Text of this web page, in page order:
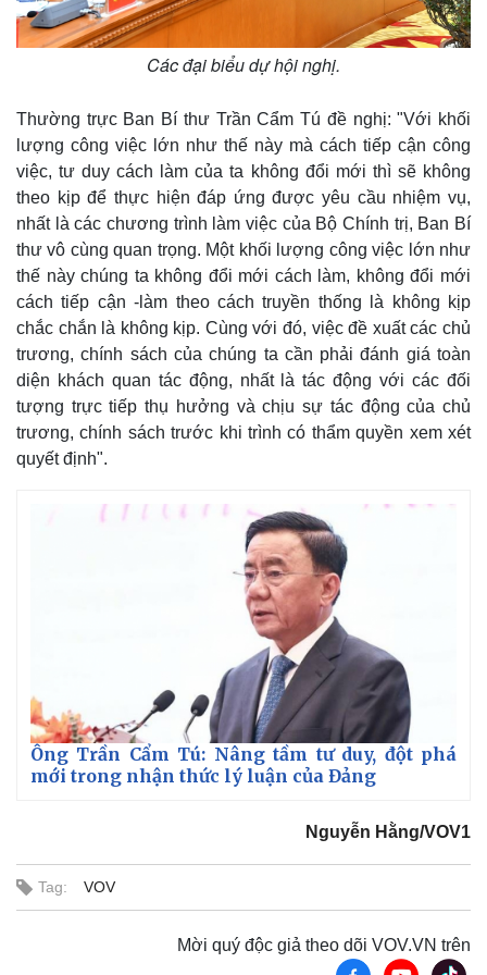
Các đại biểu dự hội nghị.
Thường trực Ban Bí thư Trần Cẩm Tú đề nghị: "Với khối
lượng công việc lớn như thế này mà cách tiếp cận công
việc, tư duy cách làm của ta không đổi mới thì sẽ không
theo kịp để thực hiện đáp ứng được yêu cầu nhiệm vụ,
nhất là các chương trình làm việc của Bộ Chính trị, Ban Bí
thư vô cùng quan trọng. Một khối lượng công việc lớn như
thế này chúng ta không đổi mới cách làm, không đổi mới
cách tiếp cận -làm theo cách truyền thống là không kịp
chắc chắn là không kịp. Cùng với đó, việc đề xuất các chủ
trương, chính sách của chúng ta cần phải đánh giá toàn
diện khách quan tác động, nhất là tác động với các đối
tượng trực tiếp thụ hưởng và chịu sự tác động của chủ
trương, chính sách trước khi trình có thẩm quyền xem xét
quyết định".
Ông Trần Cẩm Tú: Nâng tầm tư duy, đột phá
mới trong nhận thức lý luận của Đảng
Nguyễn Hằng/VOV1
Tag: VOV
Mời quý độc giả theo dõi VOV.VN trên